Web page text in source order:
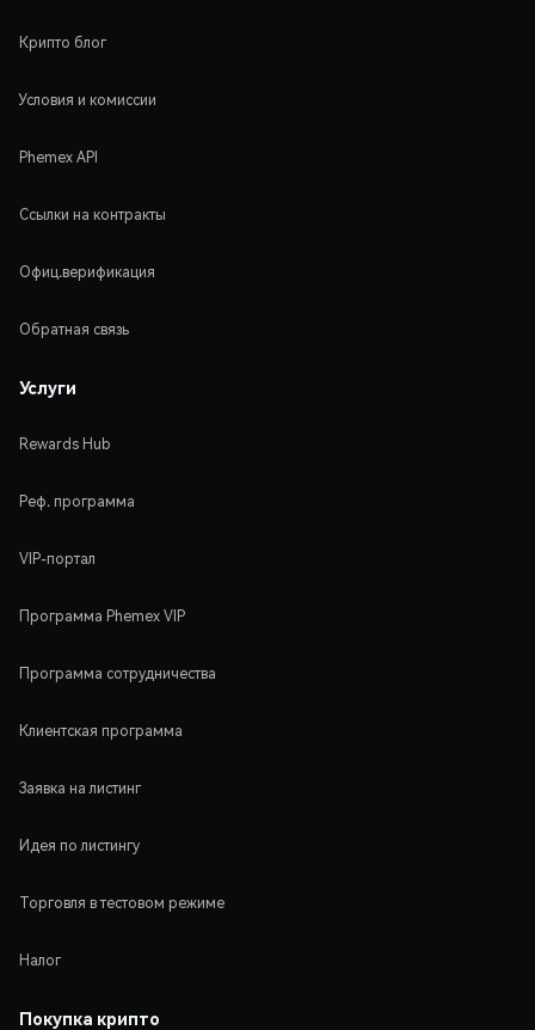
Крипто блог
Условия и комиссии
Phemex API
Ссылки на контракты
Офиц.верификация
Обратная связь
Услуги
Rewards Hub
Реф. программа
VIP-портал
Программа Phemex VIP
Программа сотрудничества
Клиентская программа
Заявка на листинг
Идея по листингу
Торговля в тестовом режиме
Налог
Покупка крипто